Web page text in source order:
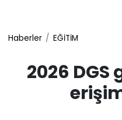
Haberler EĞİTİM
2026